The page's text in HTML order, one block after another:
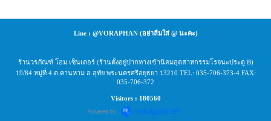
Line : @VORAPHAN (อย่าลืมใส่ @ นะคะ)
ร้านวรภัณฑ์ โฮม เซ็นเตอร์ (ร้านตั้งอยู่ปากทางเข้านิคมอุตสาหกรรมโรจนะประตู B)
19/84 หมู่ที่ 4 ต.คานหาม อ.อุทัย พระนครศรีอยุธยา 13210 TEL: 035-706-373-4 FAX:
035-706-372
Visitors : 180560